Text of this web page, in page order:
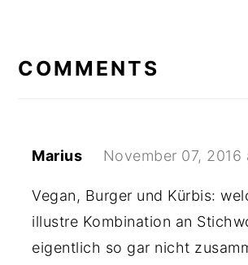
INTERACTIONS
COMMENTS
Marius November 07, 2016
Vegan, Burger und Kürbis:
illustre Kombination an
eigentlich so gar nicht